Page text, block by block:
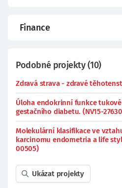
Finance
Podobné projekty(10)
Zdravá strava - zdravé
Úloha endokrinní funkce
gestačního diabetu. (NV15-
Molekulární klasifikace ve
karcinomu endometria a life
00505)
Ukázat projekty